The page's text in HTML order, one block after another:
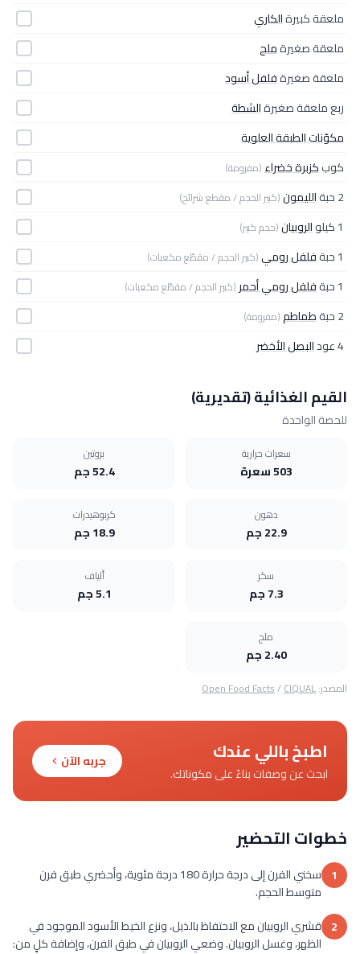
ملعقة كبيرةالكاري
ملعقة صغيرةملح
ملعقة صغيرةفلفل أسود
ربع ملعقة صغيرةالشطة
مكوّنات الطبقة العلوية
كوبكزبرة خضراء(مفرومة)
2 حبة الليمون(كبير الحجم / مقطع شرائح)
1 كيلو الروبيان(حجم كبير)
1 حبة فلفل رومي (كبير الحجم / مقطّع مكعبات)
1 حبة فلفل رومي أحمر (كبير الحجم / مقطّع مكعبات)
2 حبة طماطم(مفرومة)
4 عود البصل الأخضر
القيم الغذائية (تقديرية)
للحصة الواحدة
سعرات حرارية
503 سعرة
بروتين
52.4 جم
دهون
22.9 جم
كربوهيدرات
18.9 جم
سكر
7.3 جم
ألياف
5.1 جم
ملح
2.40 جم
المصدر: Open Food Facts/CIQUAL
اطبخ باللي عندك
ابحث عن وصفات بناءً على مكوناتك.
جربه الآن
خطوات التحضير
1
سخني الفرن إلى درجة حرارة 180 درجة مئوية، وأحضري طبق فرن
متوسط الحجم.
2 قشري الروبيان مع الاحتفاظ بالذيل، ونزع الخيط الأسود الموجود في
الظهر، وغسل الروبيان. وضعي الروبيان في طبق الفرن، وإضافة كلٍ من: